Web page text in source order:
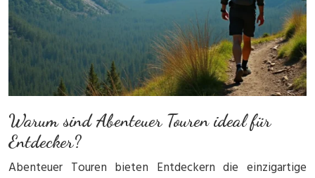
Warum sind Abenteuer Touren ideal für
Entdecker?
Abenteuer Touren bieten Entdeckern die einzigartige